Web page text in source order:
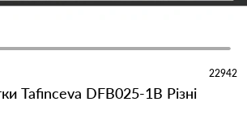
22942
Tafinceva DFB025-1B Різні